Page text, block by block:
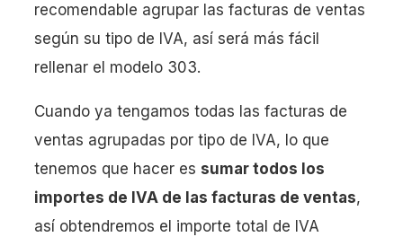
recomendable agrupar las facturas de ventas
según su tipo de IVA, así será más fácil
rellenar el modelo 303.
Cuando ya tengamos todas las facturas de
ventas agrupadas por tipo de IVA, lo que
tenemos que hacer es sumar todos los
importes de IVA de las facturas de ventas,
así obtendremos el importe total de IVA